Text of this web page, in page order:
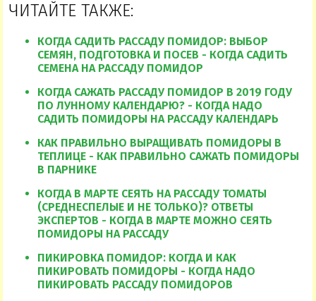
ЧИТАЙТЕ ТАКЖЕ:
КОГДА САДИТЬ РАССАДУ ПОМИДОР: ВЫБОР
СЕМЯН, ПОДГОТОВКА И ПОСЕВ - КОГДА САДИТЬ
СЕМЕНА НА РАССАДУ ПОМИДОР
КОГДА САЖАТЬ РАССАДУ ПОМИДОР В 2019 ГОДУ
ПО ЛУННОМУ КАЛЕНДАРЮ? - КОГДА НАДО
САДИТЬ ПОМИДОРЫ НА РАССАДУ КАЛЕНДАРЬ
КАК ПРАВИЛЬНО ВЫРАЩИВАТЬ ПОМИДОРЫ В
ТЕПЛИЦЕ - КАК ПРАВИЛЬНО САЖАТЬ ПОМИДОРЫ
В ПАРНИКЕ
КОГДА В МАРТЕ СЕЯТЬ НА РАССАДУ ТОМАТЫ
(СРЕДНЕСПЕЛЫЕ И НЕ ТОЛЬКО)? ОТВЕТЫ
ЭКСПЕРТОВ - КОГДА В МАРТЕ МОЖНО СЕЯТЬ
ПОМИДОРЫ НА РАССАДУ
ПИКИРОВКА ПОМИДОР: КОГДА И КАК
ПИКИРОВАТЬ ПОМИДОРЫ - КОГДА НАДО
ПИКИРОВАТЬ РАССАДУ ПОМИДОРОВ